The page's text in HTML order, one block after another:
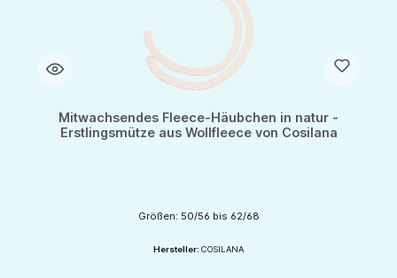
Mitwachsendes Fleece-Häubchen in natur -
Erstlingsmütze aus Wollfleece von Cosilana
Größen: 50/56 bis 62/68
Hersteller: COSILANA